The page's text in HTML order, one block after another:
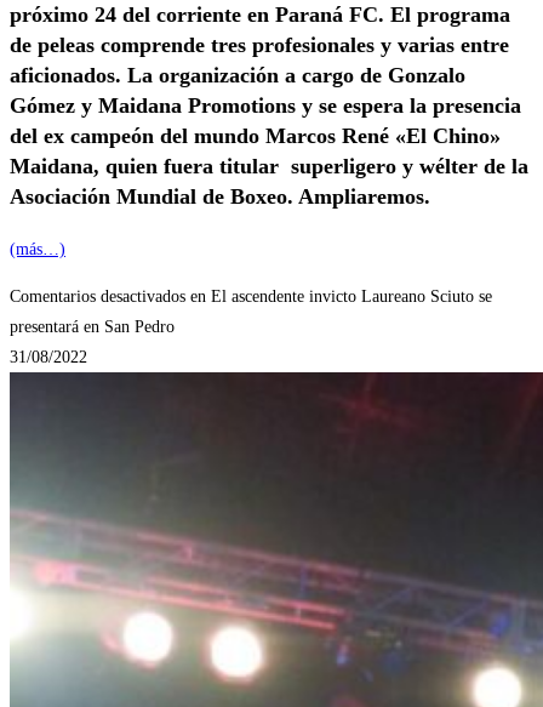
próximo 24 del corriente en Paraná FC. El programa
de peleas comprende tres profesionales y varias entre
aficionados. La organización a cargo de Gonzalo
Gómez y Maidana Promotions y se espera la presencia
del ex campeón del mundo Marcos René «El Chino»
Maidana, quien fuera titular superligero y wélter de la
Asociación Mundial de Boxeo. Ampliaremos.
(más…)
Comentarios desactivados en El ascendente invicto Laureano Sciuto se
presentará en San Pedro
31/08/2022